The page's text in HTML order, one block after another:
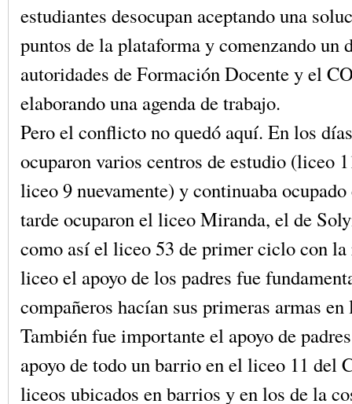
estudiantes desocupan aceptando una
puntos de la plataforma y comenzando un
autoridades de Formación Docente y el
elaborando una agenda de trabajo.
Pero el conflicto no quedó aquí. En los
ocuparon varios centros de estudio (liceo
liceo 9 nuevamente) y continuaba
tarde ocuparon el liceo Miranda, el de
como así el liceo 53 de primer ciclo con la
liceo el apoyo de los padres fue
compañeros hacían sus primeras armas
También fue importante el apoyo de
apoyo de todo un barrio en el liceo 11 del
liceos ubicados en barrios y en los de la